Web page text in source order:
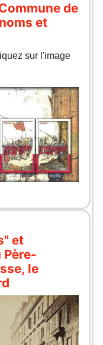
de
et
sur l'image
et
le